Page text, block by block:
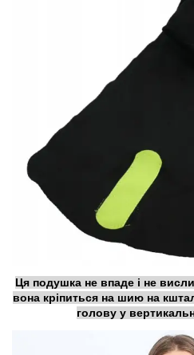
Ця подушка не впаде і не
вона кріпиться на шию на
голову у